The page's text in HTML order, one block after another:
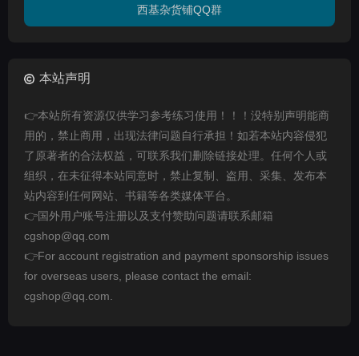
西基杂货铺QQ群
本站声明
👉本站所有资源仅供学习参考练习使用！！！没特别声明能商
用的，禁止商用，出现法律问题自行承担！如若本站内容侵犯
了原著者的合法权益，可联系我们删除链接处理。任何个人或
组织，在未征得本站同意时，禁止复制、盗用、采集、发布本
站内容到任何网站、书籍等各类媒体平台。
👉国外用户账号注册以及支付赞助问题请联系邮箱
cgshop@qq.com
👉For account registration and payment sponsorship issues
for overseas users, please contact the email:
cgshop@qq.com.